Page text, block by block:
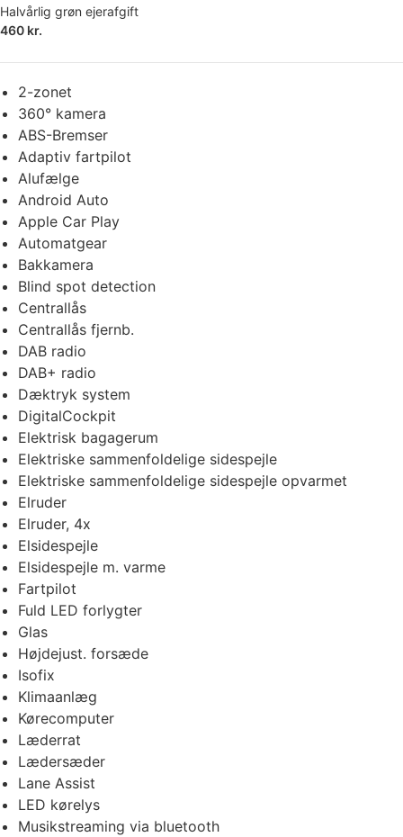
Halvårlig grøn ejerafgift
460 kr.
2-zonet
360° kamera
ABS-Bremser
Adaptiv fartpilot
Alufælge
Android Auto
Apple Car Play
Automatgear
Bakkamera
Blind spot detection
Centrallås
Centrallås fjernb.
DAB radio
DAB+ radio
Dæktryk system
DigitalCockpit
Elektrisk bagagerum
Elektriske sammenfoldelige sidespejle
Elektriske sammenfoldelige sidespejle opvarmet
Elruder
Elruder, 4x
Elsidespejle
Elsidespejle m. varme
Fartpilot
Fuld LED forlygter
Glas
Højdejust. forsæde
Isofix
Klimaanlæg
Kørecomputer
Læderrat
Lædersæder
Lane Assist
LED kørelys
Musikstreaming via bluetooth